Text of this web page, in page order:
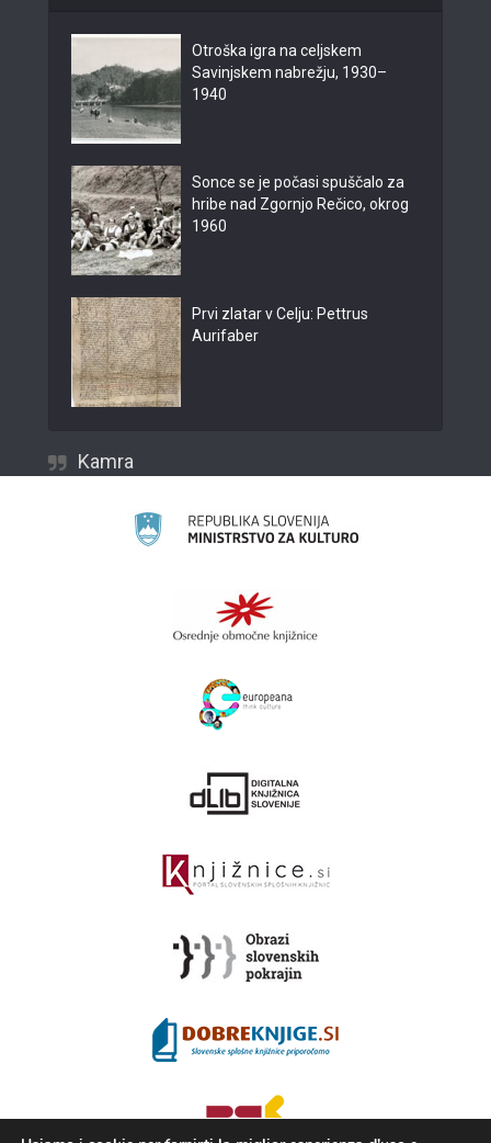
Otroška igra na celjskem
Savinjskem nabrežju, 1930–
1940
Sonce se je počasi spuščalo za
hribe nad Zgornjo Rečico, okrog
1960
Prvi zlatar v Celju: Pettrus
Aurifaber
Kamra